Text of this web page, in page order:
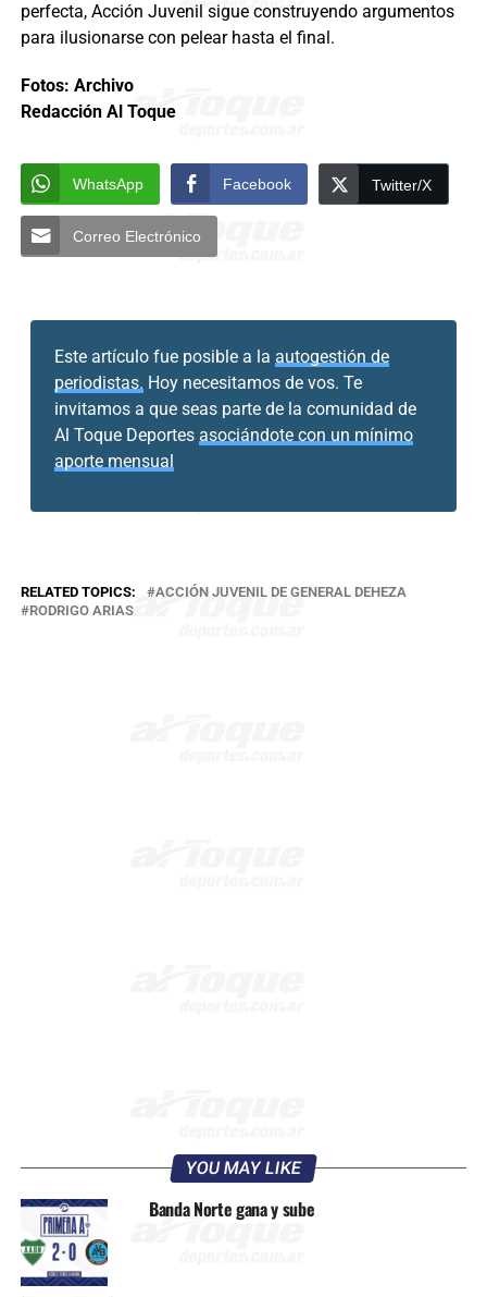
perfecta, Acción Juvenil sigue construyendo argumentos
para ilusionarse con pelear hasta el final.
Fotos: Archivo
Redacción Al Toque
WhatsApp Facebook Twitter/X
Correo Electrónico
Este artículo fue posible a la autogestión de
periodistas. Hoy necesitamos de vos. Te
invitamos a que seas parte de la comunidad de
Al Toque Deportes asociándote con un mínimo
aporte mensual
RELATED TOPICS:
ACCIÓN JUVENIL DE GENERAL DEHEZA
RODRIGO ARIAS
YOU MAY LIKE
Banda Norte gana y sube